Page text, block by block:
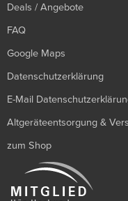
Deals / Angebote
FAQ
Google Maps
Datenschutzerklärung
E-Mail
Altgeräteentsorgung &
zum Shop